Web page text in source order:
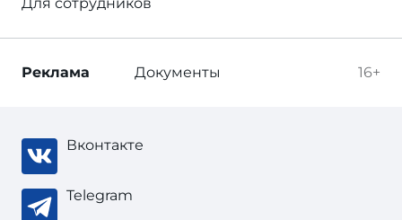
16+
Реклама Документы
Вконтакте
Telegram